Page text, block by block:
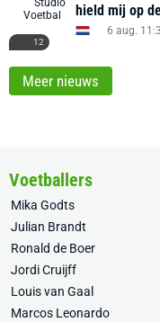
12
hield mij op
6 aug.
Meer nieuws
Voetballers
Mika Godts
Julian Brandt
Ronald de Boer
Jordi Cruijff
Louis van Gaal
Marcos Leonardo